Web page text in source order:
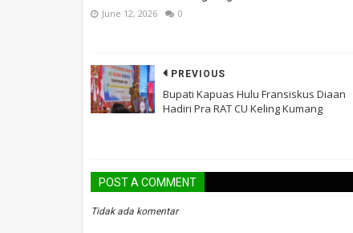
June 12, 2026 0
PREVIOUS
Bupati Kapuas Hulu Fransiskus Diaan
Hadiri Pra RAT CU Keling Kumang
POST A COMMENT
Tidak ada komentar